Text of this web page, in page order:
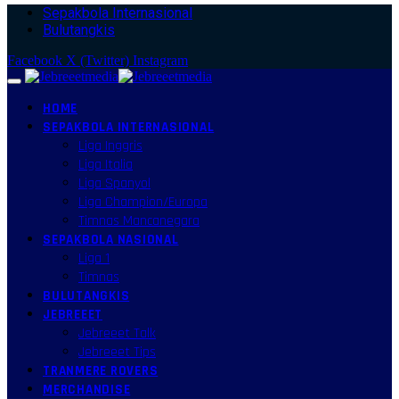
Sepakbola Internasional
Bulutangkis
Facebook X (Twitter) Instagram
HOME
SEPAKBOLA INTERNASIONAL
Liga Inggris
Liga Italia
Liga Spanyol
Liga Champion/Europa
Timnas Mancanegara
SEPAKBOLA NASIONAL
Liga 1
Timnas
BULUTANGKIS
JEBREEET
Jebreeet Talk
Jebreeet Tips
TRANMERE ROVERS
MERCHANDISE